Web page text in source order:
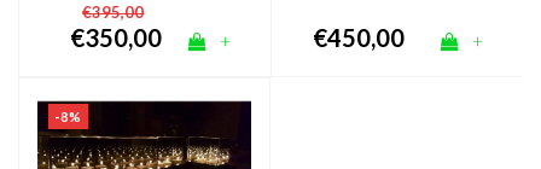
€395,00
€350,00 + €450,00 +
-8%